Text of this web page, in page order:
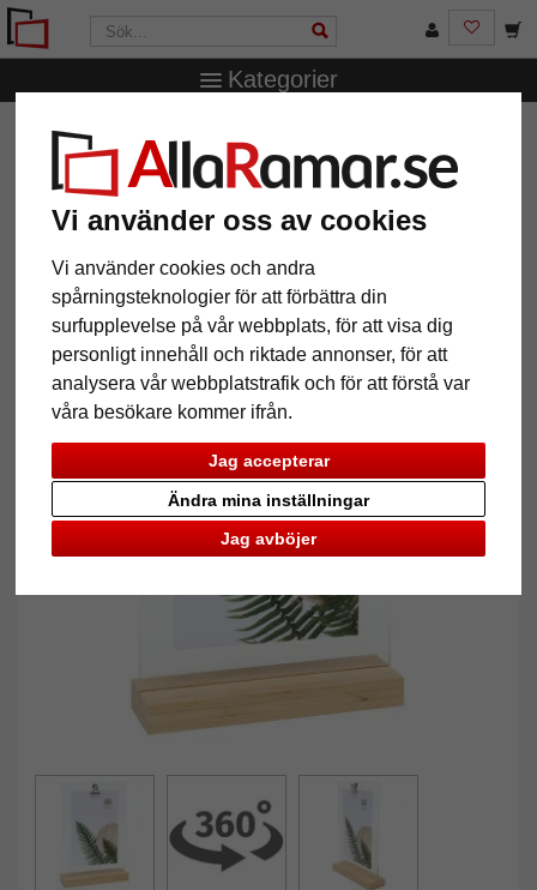
Vi använder oss av cookies
Vi använder cookies och andra
spårningsteknologier för att förbättra din
surfupplevelse på vår webbplats, för att visa dig
personligt innehåll och riktade annonser, för att
analysera vår webbplatstrafik och för att förstå var
våra besökare kommer ifrån.
Jag accepterar
Jag avböjer
Ändra mina inställningar
Kategorier
AllaRamar.se
klämma och fot i naturträ
Fotohållare med klämma och fot i